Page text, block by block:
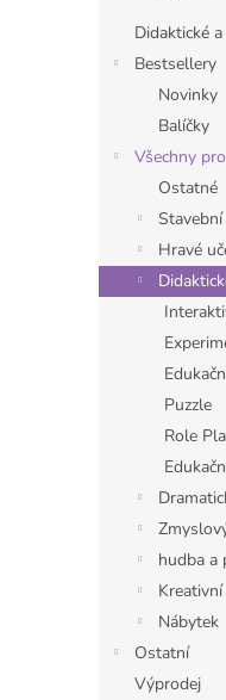
l
Didaktické
Bestsellery
Novinky
Balíčky
Všechny
Ostatné
Hravé
Puzzle
Role
hudba a
Nábytek
Ostatní
Výprodej